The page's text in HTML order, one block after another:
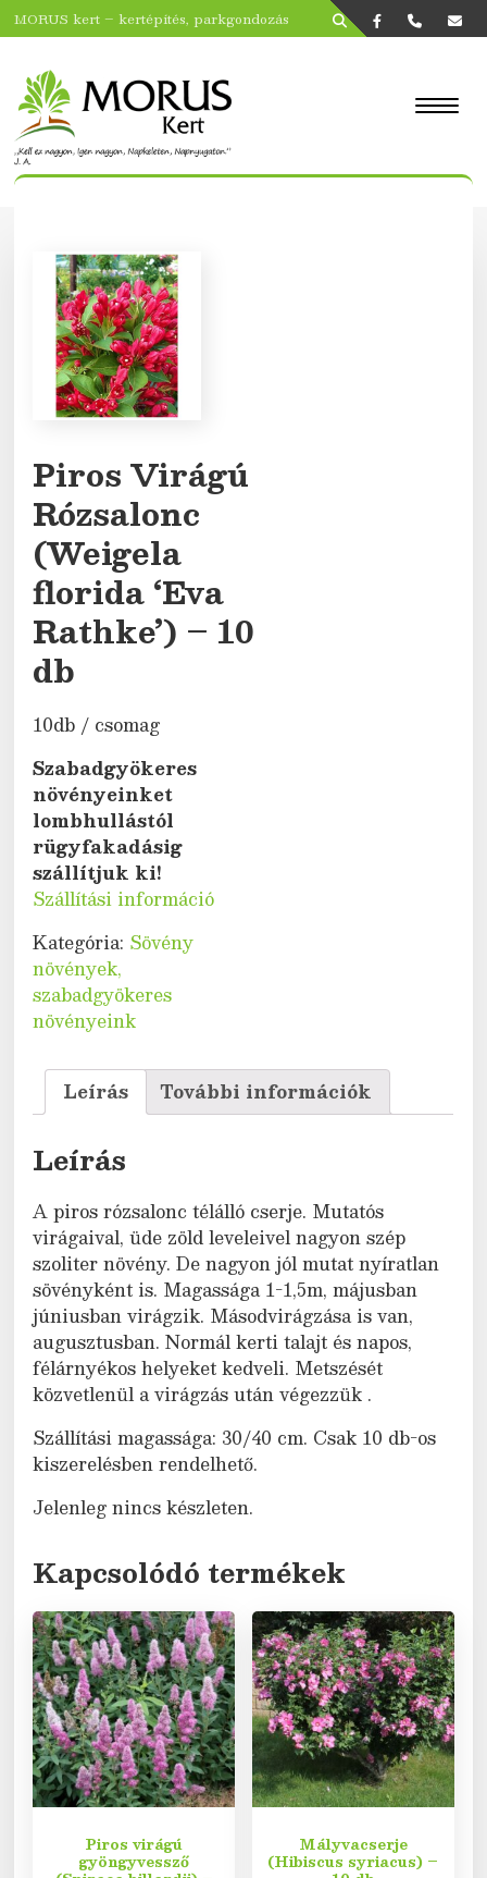
MORUS kert – kertépítés, parkgondozás
Piros Virágú
Rózsalonc
(Weigela
florida ‘Eva
Rathke’) – 10
db
10db / csomag
Szabadgyökeres
növényeinket
lombhullástól
rügyfakadásig
szállítjuk ki!
Szállítási információ
Kategória: Sövény
növények,
szabadgyökeres
növényeink
Leírás További információk
Leírás
A piros rózsalonc télálló cserje. Mutatós
virágaival, üde zöld leveleivel nagyon szép
szoliter növény. De nagyon jól mutat nyíratlan
sövényként is. Magassága 1-1,5m, májusban
júniusban virágzik. Másodvirágzása is van,
augusztusban. Normál kerti talajt és napos,
félárnyékos helyeket kedveli. Metszését
közvetlenül a virágzás után végezzük .
Szállítási magassága: 30/40 cm. Csak 10 db-os
kiszerelésben rendelhető.
Jelenleg nincs készleten.
Kapcsolódó termékek
Piros virágú
gyöngyvessző
Mályvacserje
(Hibiscus syriacus) –